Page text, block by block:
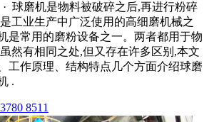
· 球磨机是物料被破碎之后,再进行粉碎
工业生产中广泛使用的高细磨机械之
是常用的磨粉设备之一。两者都用于物
然有相同之处,但又存在许多区别,本文
工作原理、结构特点几个方面介绍球磨
.
8511